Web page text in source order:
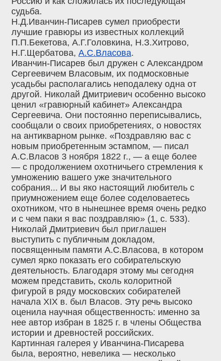
судьба.
Н.Д.Иванчин-Писарев сумел приобрести
лучшие гравюры из известных коллекций
П.П.Бекетова, А.Г.Головкина, Н.З.Хитрово,
Н.Г.Щербатова, А.С.Власова.
Иванчин-Писарев был дружен с Александром
Сергеевичем Власовым, их подмосковные
усадьбы располагались неподалеку одна от
другой. Николай Дмитриевич особенно высоко
ценил «гравюрный кабинет» Александра
Сергеевича. Они постоянно переписывались,
сообщали о своих приобретениях, о новостях
на антикварном рынке. «Поздравляю вас с
новым приобретенным эстампом, — писал
А.С.Власов 3 ноября 1822 г., — а еще более
— с продолжением охотничьего стремления к
умножению вашего уже значительного
собрания... И вы яко настоящий любитель с
приумножением еще более соделоваетесь
охотником, что в нынешнее время очень редко
и с чем паки я вас поздравляю» (1, с. 533).
Николай Дмитриевич был приглашен
выступить с публичным докладом,
посвященным памяти А.С.Власова, в котором
сумел ярко показать его собирательскую
деятельность. Благодаря этому мы сегодня
можем представить, сколь колоритной
фигурой в ряду московских собирателей
начала XIX в. был Власов. Эту речь высоко
оценила научная общественность: именно за
нее автор избран в 1825 г. в члены Общества
истории и древностей российских.
Картинная галерея у Иванчина-Писарева
была, вероятно, невелика — несколько